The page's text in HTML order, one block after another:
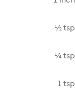
½ tsp
¼ tsp
1 tsp